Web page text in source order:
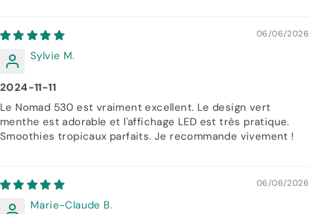
06/06/2026
Sylvie M.
2024-11-11
Le Nomad 530 est vraiment excellent. Le design vert
menthe est adorable et l'affichage LED est très pratique.
Smoothies tropicaux parfaits. Je recommande vivement !
06/06/2026
Marie-Claude B.